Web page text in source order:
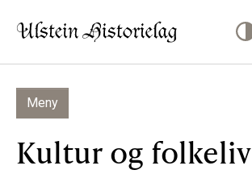
KVA VIL DU LESE OM?
Kultur
Meny
Kultur og folkeliv